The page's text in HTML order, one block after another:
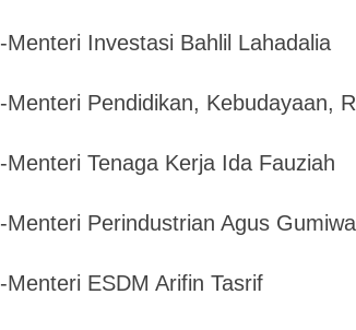
-Menteri Investasi Bahlil Lahadalia
-Menteri Pendidikan, Kebudayaan,
-Menteri Tenaga Kerja Ida Fauziah
-Menteri Perindustrian Agus
-Menteri ESDM Arifin Tasrif